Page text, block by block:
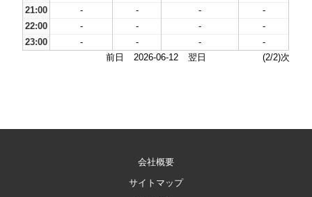
21:00
- - -
-
22:00
- - -
-
23:00
- - -
-
前日
2026-06-12 翌日 (2/2)次
会社概要
サイトマップ